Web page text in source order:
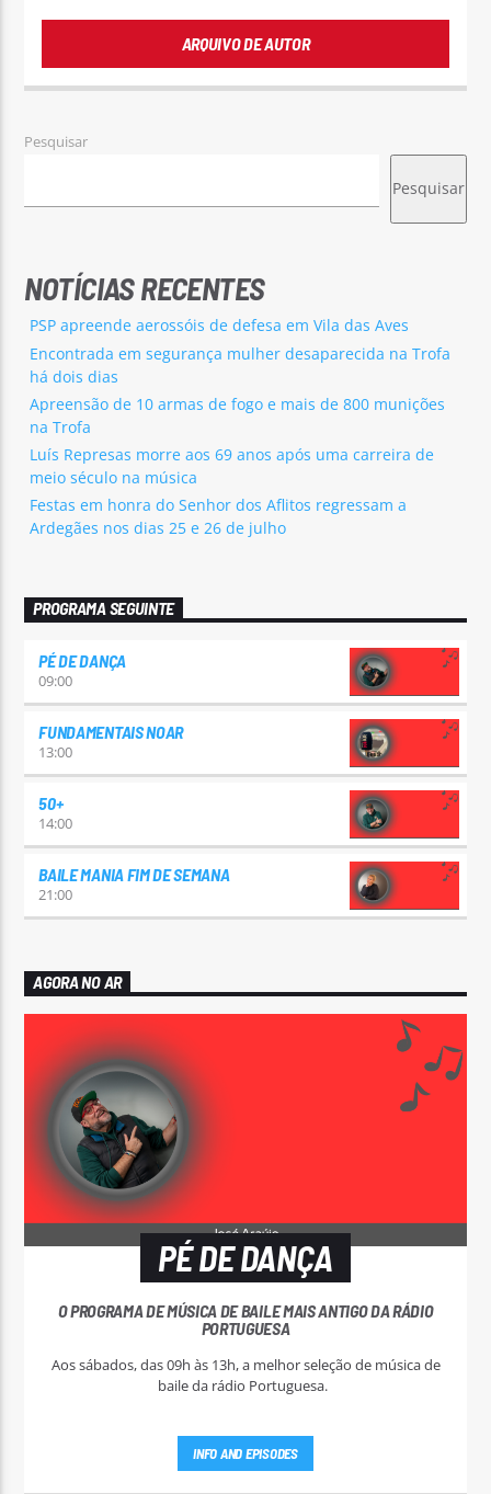
ARQUIVO DE AUTOR
Pesquisar
Pesquisar
NOTÍCIAS RECENTES
PSP apreende aerossóis de defesa em Vila das Aves
Encontrada em segurança mulher desaparecida na Trofa
há dois dias
Apreensão de 10 armas de fogo e mais de 800 munições
na Trofa
Luís Represas morre aos 69 anos após uma carreira de
meio século na música
Festas em honra do Senhor dos Aflitos regressam a
Ardegães nos dias 25 e 26 de julho
PROGRAMA SEGUINTE
PÉ DE DANÇA
09:00
FUNDAMENTAIS NOAR
13:00
50+
14:00
BAILE MANIA FIM DE SEMANA
21:00
AGORA NO AR
PÉ DE DANÇA
O PROGRAMA DE MÚSICA DE BAILE MAIS ANTIGO DA RÁDIO
PORTUGUESA
Aos sábados, das 09h às 13h, a melhor seleção de música de
INFO AND EPISODES